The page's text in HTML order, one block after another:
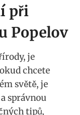
při
Popelov
je
chcete
světě, je
správnou
tipů,